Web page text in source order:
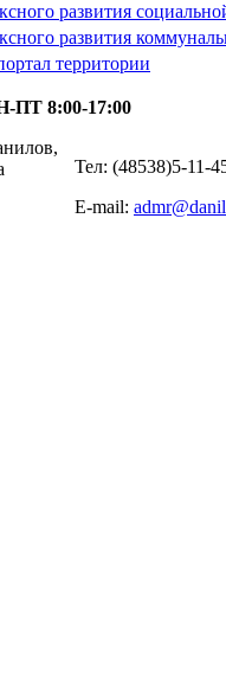
развития
развития
территории
ПТ 8:00-17:00
Тел: (48538)5-11-
E-mail: